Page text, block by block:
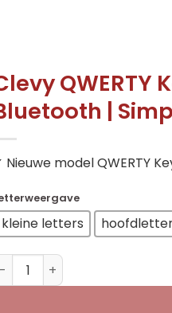
QWERTY
|
Nieuwe model QWERTY
kleine letters
QWERTY Keyboard 3 –